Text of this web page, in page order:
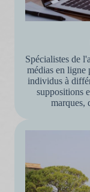
Spécialistes de
médias en ligne
individus à
suppositions
marques,